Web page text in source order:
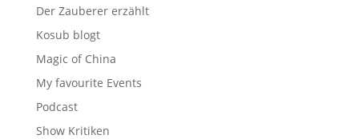
Der Zauberer erzählt
Kosub blogt
Magic of China
My favourite Events
Podcast
Show Kritiken